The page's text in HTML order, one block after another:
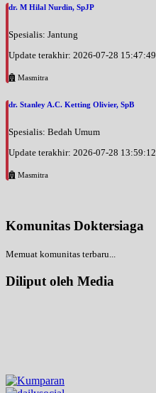
dr. M Hilal Nurdin, SpJP
Spesialis: Jantung
Update terakhir: 2026-07-28 15:47:49
Masmitra
dr. Stanley A.C. Ketting Olivier, SpB
Spesialis: Bedah Umum
Update terakhir: 2026-07-28 13:59:12
Masmitra
Komunitas Doktersiaga
Memuat komunitas terbaru...
Diliput oleh Media